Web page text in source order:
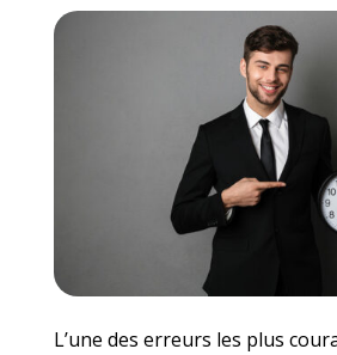
L’une des erreurs les plus